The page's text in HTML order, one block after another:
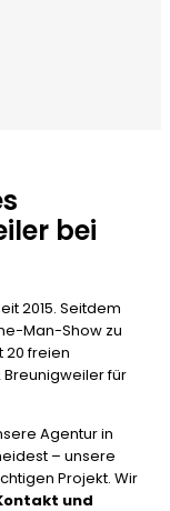
bei
2015. Seitdem
Man-Show zu
20 freien
für
Agentur in
– unsere
Projekt. Wir
und